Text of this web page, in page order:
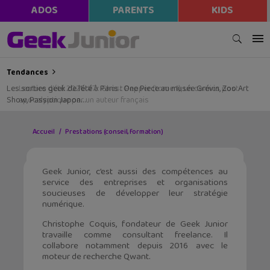
ADOS PARENTS KIDS
Tendances
Les sorties geek de l’été à Paris : One Piece au musée Grévin, Zoo Art
Show, Passion Japon…
Accueil Prestations (conseil, formation)
Geek Junior, c’est aussi des compétences au
service des entreprises et organisations
soucieuses de développer leur stratégie
numérique.
Christophe Coquis, fondateur de Geek Junior
travaille comme consultant freelance. Il
collabore notamment depuis 2016 avec le
moteur de recherche Qwant.